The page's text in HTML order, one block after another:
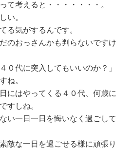
て考えると・・・・・・・。
い。
る気がするんです。
のおっさんかも判らないですけ
０代に突入してもいいのか？」
ね。
にはやってくる４０代、何歳に
すしね。
い一日一日を悔いなく過ごして
敵な一日を過ごせる様に頑張り